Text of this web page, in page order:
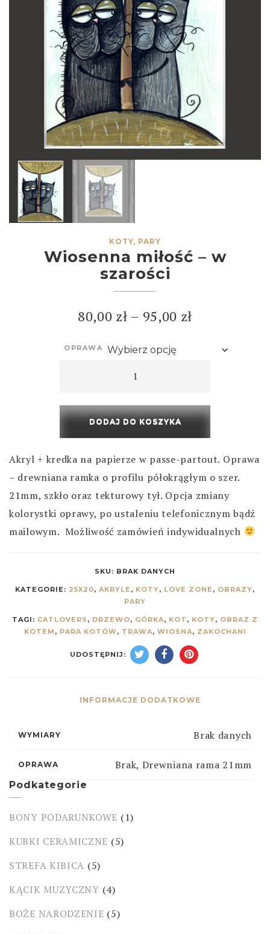
KOTY, PARY
Wiosenna miłość – w
szarości
80,00 zł – 95,00 zł
OPRAWA
DODAJ DO KOSZYKA
Akryl + kredka na papierze w passe-partout. Oprawa
– drewniana ramka o profilu półokrągłym o szer.
21mm, szkło oraz tekturowy tył. Opcja zmiany
kolorystki oprawy, po ustaleniu telefonicznym bądź
mailowym. Możliwość zamówień indywidualnych
SKU: BRAK DANYCH
KATEGORIE: 25X20, AKRYLE , KOTY, LOVE ZONE , OBRAZY,
PARY
TAGI: CATLOVERS , DRZEWO, GÓRKA, KOT , KOTY, OBRAZ Z
KOTEM , PARA KOTÓW, TRAWA, WIOSNA, ZAKOCHANI
UDOSTĘPNIJ:
INFORMACJE DODATKOWE
WYMIARY Brak danych
OPRAWA Brak, Drewniana rama 21mm
Podkategorie
BONY PODARUNKOWE (1)
KUBKI CERAMICZNE (5)
STREFA KIBICA (5)
KĄCIK MUZYCZNY (4)
BOŻE NARODZENIE (5)